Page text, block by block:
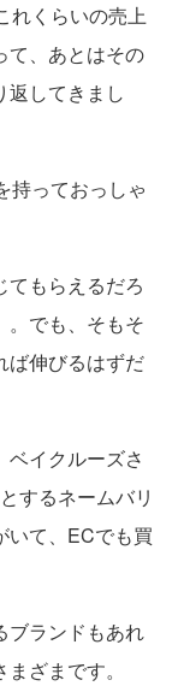
れくらいの売上
て、あとはその
返してきまし
持っておっしゃ
もらえるだろ
。でも、そもそ
ば伸びるはずだ
イクルーズさ
するネームバリ
いて、ECでも買
ブランドもあれ
ざまです。